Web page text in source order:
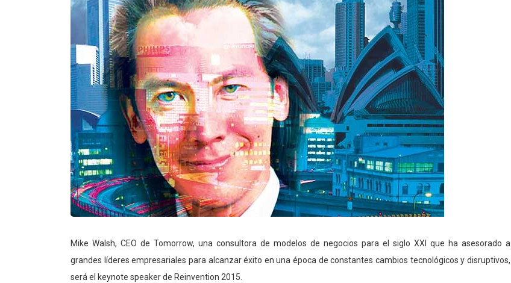
Mike Walsh, CEO de Tomorrow, una consultora de modelos de negocios para el siglo XXI que ha asesorado a
grandes líderes empresariales para alcanzar éxito en una época de constantes cambios tecnológicos y disruptivos,
será el keynote speaker de Reinvention 2015.